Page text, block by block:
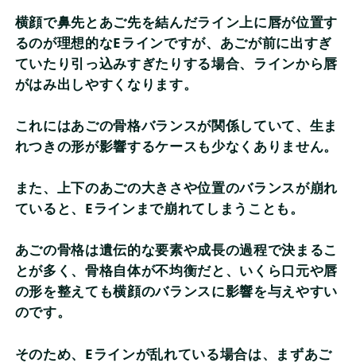
横顔で鼻先とあご先を結んだライン上に唇が位置す
るのが理想的なEラインですが、あごが前に出すぎ
ていたり引っ込みすぎたりする場合、ラインから唇
がはみ出しやすくなります。
これにはあごの骨格バランスが関係していて、生ま
れつきの形が影響するケースも少なくありません。
また、上下のあごの大きさや位置のバランスが崩れ
ていると、Eラインまで崩れてしまうことも。
あごの骨格は遺伝的な要素や成長の過程で決まるこ
とが多く、骨格自体が不均衡だと、いくら口元や唇
の形を整えても横顔のバランスに影響を与えやすい
のです。
そのため、Eラインが乱れている場合は、まずあご